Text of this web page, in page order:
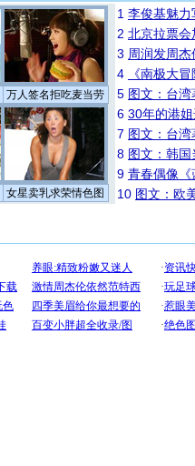
万人签名拒吃麦当劳
女星卖乳求荣情色图
1 李俊基魅力
2 北京拉票
3 周润发周
4
《南极大
5 图文：台
6 30年的港
7 图文：台
8 图文：韩
9 青春偶像《
10 图文：欧